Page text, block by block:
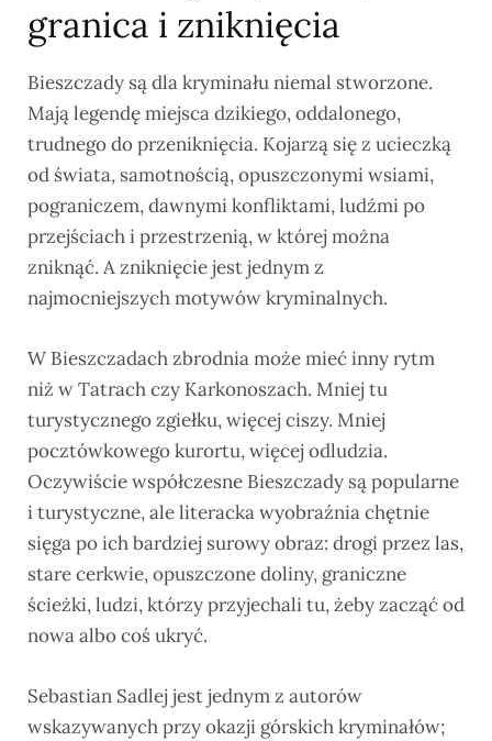
granica i zniknięcia
Bieszczady są dla kryminału niemal stworzone.
Mają legendę miejsca dzikiego, oddalonego,
trudnego do przeniknięcia. Kojarzą się z ucieczką
od świata, samotnością, opuszczonymi wsiami,
pograniczem, dawnymi konfliktami, ludźmi po
przejściach i przestrzenią, w której można
zniknąć. A zniknięcie jest jednym z
najmocniejszych motywów kryminalnych.
W Bieszczadach zbrodnia może mieć inny rytm
niż w Tatrach czy Karkonoszach. Mniej tu
turystycznego zgiełku, więcej ciszy. Mniej
pocztówkowego kurortu, więcej odludzia.
Oczywiście współczesne Bieszczady są popularne
i turystyczne, ale literacka wyobraźnia chętnie
sięga po ich bardziej surowy obraz: drogi przez las,
stare cerkwie, opuszczone doliny, graniczne
ścieżki, ludzi, którzy przyjechali tu, żeby zacząć od
nowa albo coś ukryć.
Sebastian Sadlej jest jednym z autorów
wskazywanych przy okazji górskich kryminałów;